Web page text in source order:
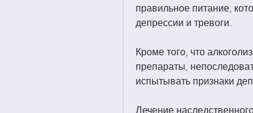
правильное питание,
депрессии и тревоги.
Кроме того, что
препараты,
испытывать признаки
Лечение